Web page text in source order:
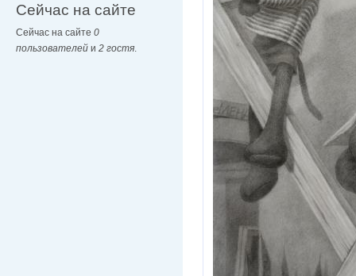
Сейчас на сайте
Сейчас на сайте 0
пользователей и 2 гостя